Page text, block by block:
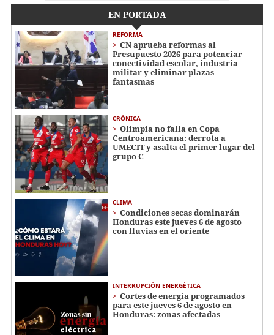
EN PORTADA
REFORMA
CN aprueba reformas al
Presupuesto 2026 para potenciar
conectividad escolar, industria
militar y eliminar plazas
fantasmas
CRÓNICA
Olimpia no falla en Copa
Centroamericana: derrota a
UMECIT y asalta el primer lugar del
grupo C
CLIMA
Condiciones secas dominarán
Honduras este jueves 6 de agosto
con lluvias en el oriente
INTERRUPCIÓN ENERGÉTICA
Cortes de energía programados
para este jueves 6 de agosto en
Honduras: zonas afectadas